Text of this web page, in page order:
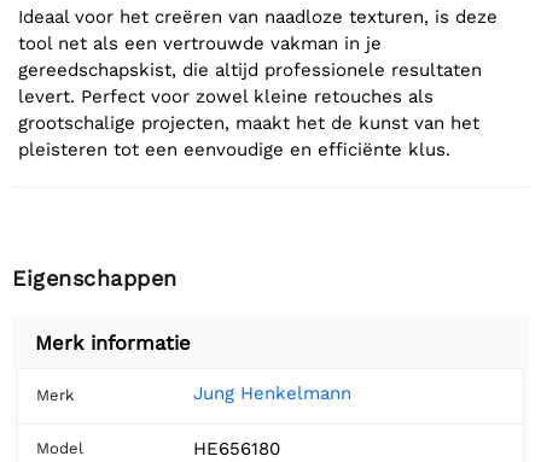
Ideaal voor het creëren van naadloze texturen, is deze
tool net als een vertrouwde vakman in je
gereedschapskist, die altijd professionele resultaten
levert. Perfect voor zowel kleine retouches als
grootschalige projecten, maakt het de kunst van het
pleisteren tot een eenvoudige en efficiënte klus.
Eigenschappen
Merk informatie
Merk Jung Henkelmann
Model HE656180